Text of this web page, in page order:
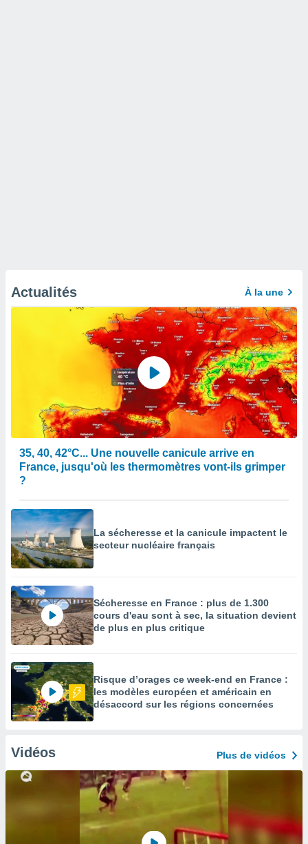
Actualités À la une
35, 40, 42°C... Une nouvelle canicule arrive en
France, jusqu'où les thermomètres vont-ils grimper
?
La sécheresse et la canicule impactent le
secteur nucléaire français
Sécheresse en France : plus de 1.300
cours d'eau sont à sec, la situation devient
de plus en plus critique
Risque d’orages ce week-end en France :
les modèles européen et américain en
désaccord sur les régions concernées
Vidéos Plus de vidéos